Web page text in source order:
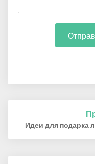
записям
Идеи для подарка